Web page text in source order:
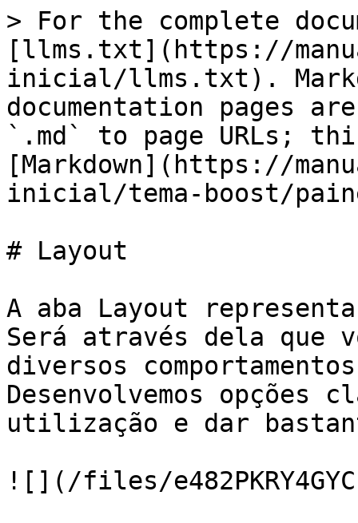
> For the complete
[llms.txt](https://
inicial/llms.txt).
documentation pages
`.md` to page URLs;
[Markdown](https://
inicial/tema-boost/
# Layout
A aba Layout
Será através dela que
diversos
Desenvolvemos
utilização e dar
![](/files/